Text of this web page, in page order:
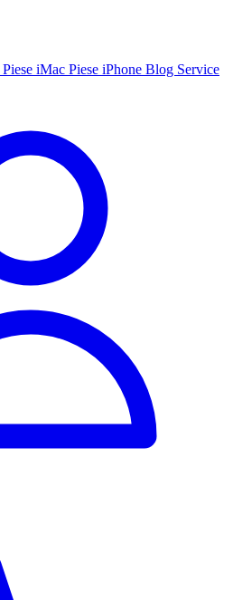
Piese iMac Piese iPhone Blog Service